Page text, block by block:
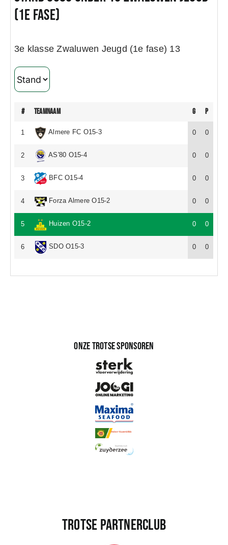
Trainingsschema
Clubinformatie
Organisatie
Sponsoren
(1e fase)
3e klasse Zwaluwen Jeugd (1e fase) 13
# teamnaam G P
1 Almere FC O15-3 0 0
2 AS'80 O15-4 0 0
3 BFC O15-4 0 0
4 Forza Almere O15-2 0 0
5 Huizen O15-2 0 0
6 SDO O15-3 0 0
Onze trotse sponsoren
Trotse partnerclub